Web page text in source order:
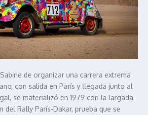
de organizar una carrera extrema
con salida en París y llegada junto al
se materializó en 1979 con la largada
del Rally París-Dakar, prueba que se